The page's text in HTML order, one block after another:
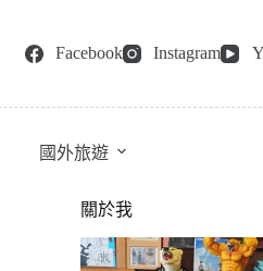
Facebook Instagram
國外旅遊
關於我